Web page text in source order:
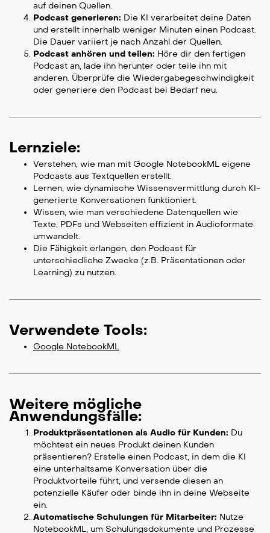
auf deinen Quellen.
Podcast generieren: Die KI verarbeitet deine Daten
und erstellt innerhalb weniger Minuten einen Podcast.
Die Dauer variiert je nach Anzahl der Quellen.
Podcast anhören und teilen: Höre dir den fertigen
Podcast an, lade ihn herunter oder teile ihn mit
anderen. Überprüfe die Wiedergabegeschwindigkeit
oder generiere den Podcast bei Bedarf neu.
Lernziele:
Verstehen, wie man mit Google NotebookML eigene
Podcasts aus Textquellen erstellt.
Lernen, wie dynamische Wissensvermittlung durch KI-
generierte Konversationen funktioniert.
Wissen, wie man verschiedene Datenquellen wie
Texte, PDFs und Webseiten effizient in Audioformate
umwandelt.
Die Fähigkeit erlangen, den Podcast für
unterschiedliche Zwecke (z.B. Präsentationen oder
Learning) zu nutzen.
Verwendete Tools:
Google NotebookML
Weitere mögliche
Anwendungsfälle:
Produktpräsentationen als Audio für Kunden: Du
möchtest ein neues Produkt deinen Kunden
präsentieren? Erstelle einen Podcast, in dem die KI
eine unterhaltsame Konversation über die
Produktvorteile führt, und versende diesen an
potenzielle Käufer oder binde ihn in deine Webseite
ein.
Automatische Schulungen für Mitarbeiter: Nutze
NotebookML, um Schulungsdokumente und Prozesse